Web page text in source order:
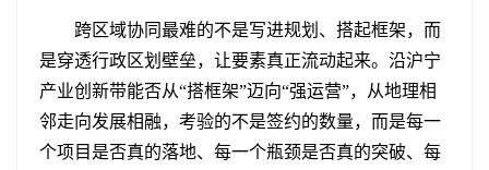
跨区域协同最难的不是写进规划、搭起框架，而
是穿透行政区划壁垒，让要素真正流动起来。沿沪宁
产业创新带能否从“搭框架”迈向“强运营”，从地理相
邻走向发展相融，考验的不是签约的数量，而是每一
个项目是否真的落地、每一个瓶颈是否真的突破、每